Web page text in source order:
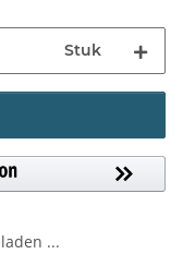
Stuk
...